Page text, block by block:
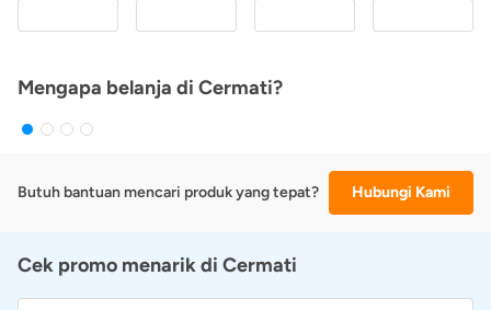
Mengapa belanja di Cermati?
Butuh bantuan mencari produk yang tepat? Hubungi Kami
Cek promo menarik di Cermati